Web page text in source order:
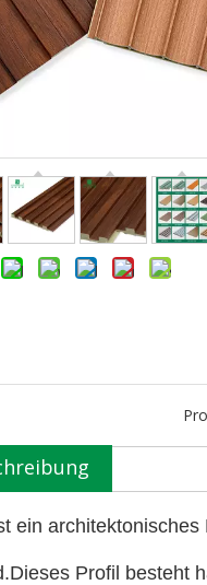
ein
Profil besteht